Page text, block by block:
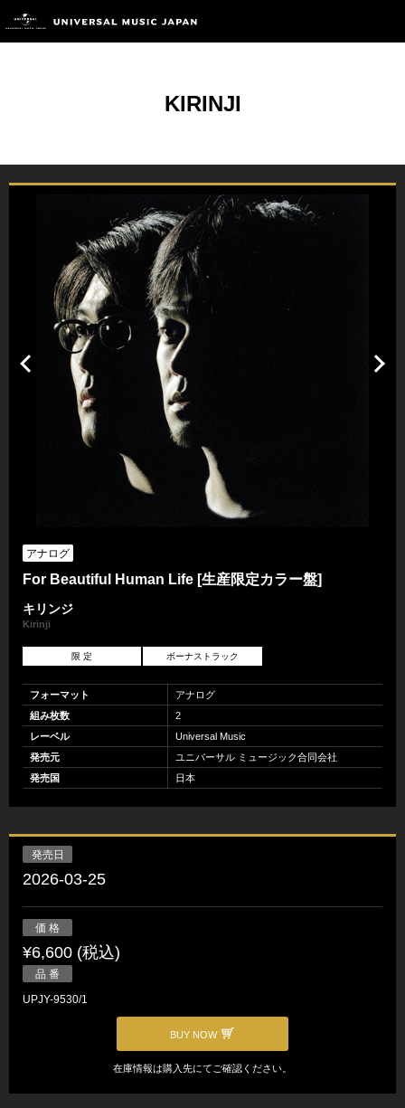
KIRINJI
アナログ
For Beautiful Human Life [生産限定カラー盤]
キリンジ
Kirinji
限 定 ボーナストラック
フォーマット
アナログ
組み枚数
2
レーベル
Universal Music
発売元
ユニバーサル ミュージック合同会社
発売国
日本
発売日
2026-03-25
価 格
¥6,600 (税込)
品 番
UPJY-9530/1
BUY NOW
在庫情報は購入先にてご確認ください。